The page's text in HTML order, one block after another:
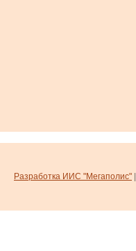
Разработка ИИС "Мегаполис"